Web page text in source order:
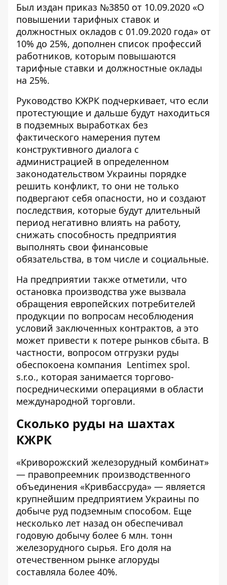
Был издан приказ №3850 от 10.09.2020 «О
повышении тарифных ставок и
должностных окладов с 01.09.2020 года» от
10% до 25%, дополнен список профессий
работников, которым повышаются
тарифные ставки и должностные оклады
на 25%.
Руководство КЖРК подчеркивает, что если
протестующие и дальше будут находиться
в подземных выработках без
фактического намерения путем
конструктивного диалога с
администрацией в определенном
законодательством Украины порядке
решить конфликт, то они не только
подвергают себя опасности, но и создают
последствия, которые будут длительный
период негативно влиять на работу,
снижать способность предприятия
выполнять свои финансовые
обязательства, в том числе и социальные.
На предприятии также отметили, что
остановка производства уже вызвала
обращения европейских потребителей
продукции по вопросам несоблюдения
условий заключенных контрактов, а это
может привести к потере рынков сбыта. В
частности, вопросом отгрузки руды
обеспокоена компания Lentimex spol.
s.r.o., которая занимается торгово-
посредническими операциями в области
международной торговли.
Сколько руды на шахтах
КЖРК
«Криворожский железорудный комбинат»
— правопреемник производственного
объединения «Кривбассруда» — является
крупнейшим предприятием Украины по
добыче руд подземным способом. Еще
несколько лет назад он обеспечивал
годовую добычу более 6 млн. тонн
железорудного сырья. Его доля на
отечественном рынке аглоруды
составляла более 40%.